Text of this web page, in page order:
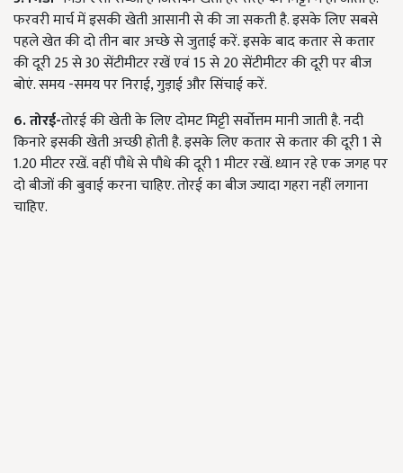
फरवरी मार्च में इसकी खेती आसानी से की जा सकती है. इसके लिए सबसे
पहले खेत की दो तीन बार अच्छे से जुताई करें. इसके बाद कतार से कतार
की दूरी 25 से 30 सेंटीमीटर रखें एवं 15 से 20 सेंटीमीटर की दूरी पर बीज
बोएं. समय -समय पर निराई, गुड़ाई और सिंचाई करें.
6. तोरई-तोरई की खेती के लिए दोमट मिट्टी सर्वोत्तम मानी जाती है. नदी
किनारे इसकी खेती अच्छी होती है. इसके लिए कतार से कतार की दूरी 1 से
1.20 मीटर रखें. वहीं पौधे से पौधे की दूरी 1 मीटर रखें. ध्यान रहे एक जगह पर
दो बीजों की बुवाई करना चाहिए. तोरई का बीज ज्यादा गहरा नहीं लगाना
चाहिए.